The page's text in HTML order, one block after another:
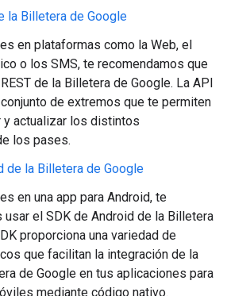
la Billetera de Google
en plataformas como la Web, el
o los SMS, te recomendamos que
de la Billetera de Google. La API
de extremos que te permiten
y actualizar los distintos
los pases.
de la Billetera de Google
en una app para Android, te
usar el SDK de Android de la Billetera
proporciona una variedad de
que facilitan la integración de la
de Google en tus aplicaciones para
mediante código nativo.